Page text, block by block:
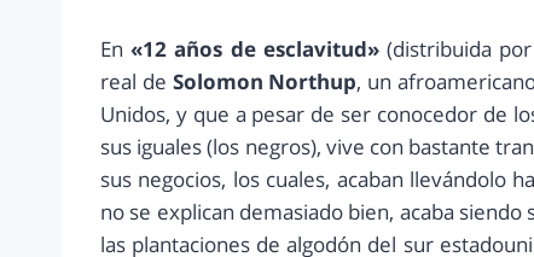
En«12 años de esclavitud»(distribuida por
real de Solomon Northup, un
Unidos, y que a pesar de ser conocedor de
sus iguales (los negros), vive con bastante
sus negocios, los cuales, acaban llevándolo
no se explican demasiado bien, acaba
las plantaciones de algodón del sur